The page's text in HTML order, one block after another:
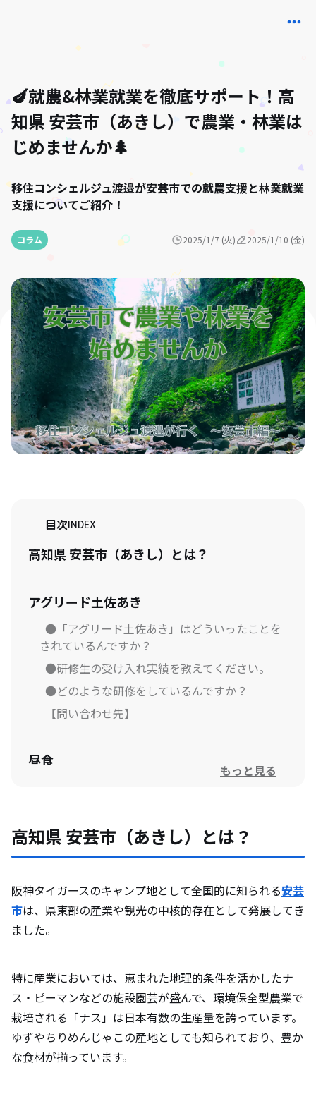
🍆就農&林業就業を徹底サポート！高
知県 安芸市（あきし）で農業・林業は
じめませんか🌲
移住コンシェルジュ渡邉が安芸市での就農支援と林業就業
支援についてご紹介！
コラム 2025/1/7 (火) 2025/1/10 (金)
目次INDEX
高知県 安芸市（あきし）とは？
アグリード土佐あき
●「アグリード土佐あき」はどういったことを
されているんですか？
●研修生の受け入れ実績を教えてください。
●どのような研修をしているんですか？
【問い合わせ先】
昼食
●応募状況はどうなっていますか？
●林業が未経験の方でも応募できますか？
●協力隊卒業後の進路はどういうイメージです
か？
訪問を終えて
イベント情報
もっと見る
高知県 安芸市（あきし）とは？
阪神タイガースのキャンプ地として全国的に知られる安芸
市は、県東部の産業や観光の中核的存在として発展してき
ました。
特に産業においては、恵まれた地理的条件を活かしたナ
ス・ピーマンなどの施設園芸が盛んで、環境保全型農業で
栽培される「ナス」は日本有数の生産量を誇っています。
ゆずやちりめんじゃこの産地としても知られており、豊か
な食材が揃っています。